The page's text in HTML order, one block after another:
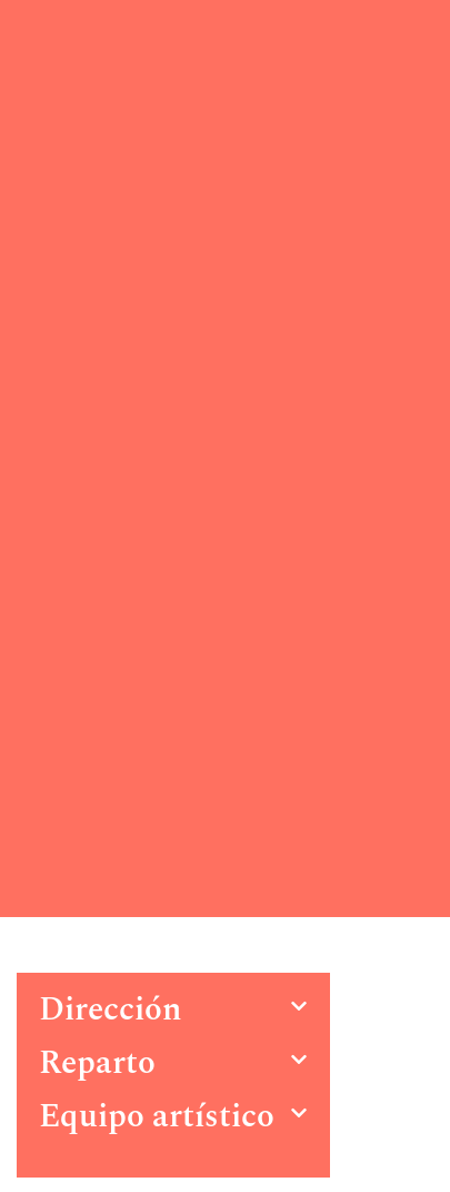
Dirección
Reparto
Equipo artístico